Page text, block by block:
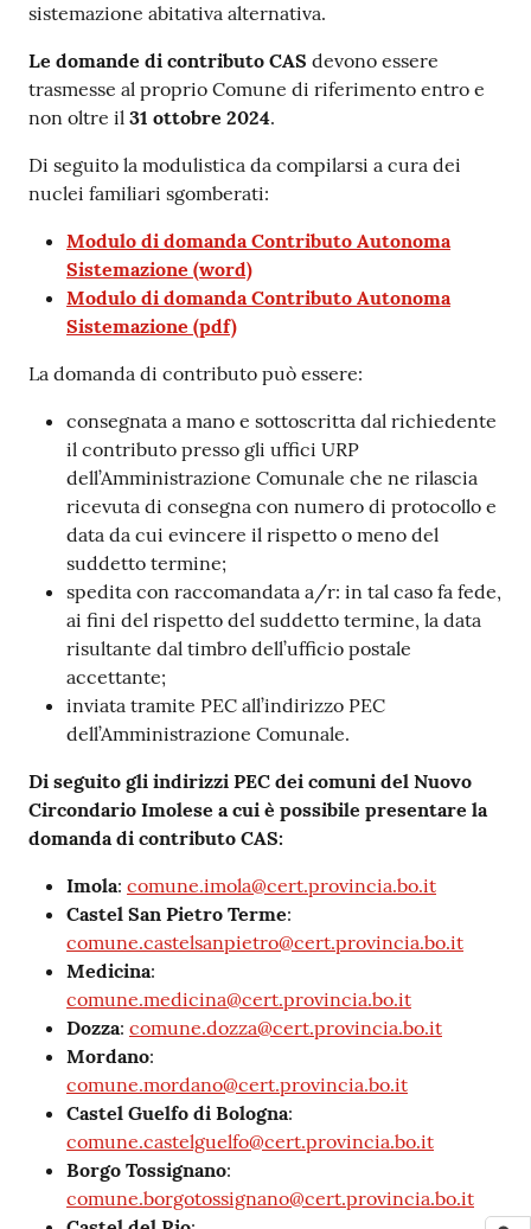
sistemazione abitativa alternativa.
Le domande di contributo CAS devono essere
trasmesse al proprio Comune di riferimento entro e
non oltre il 31 ottobre 2024.
Di seguito la modulistica da compilarsi a cura dei
nuclei familiari sgomberati:
Modulo di domanda Contributo Autonoma
Sistemazione (word)
Modulo di domanda Contributo Autonoma
Sistemazione (pdf)
La domanda di contributo può essere:
consegnata a mano e sottoscritta dal richiedente
il contributo presso gli uffici URP
dell’Amministrazione Comunale che ne rilascia
ricevuta di consegna con numero di protocollo e
data da cui evincere il rispetto o meno del
suddetto termine;
spedita con raccomandata a/r: in tal caso fa fede,
ai fini del rispetto del suddetto termine, la data
risultante dal timbro dell’ufficio postale
accettante;
inviata tramite PEC all’indirizzo PEC
dell’Amministrazione Comunale.
Di seguito gli indirizzi PEC dei comuni del Nuovo
Circondario Imolese a cui è possibile presentare la
domanda di contributo CAS:
Imola: comune.imola@cert.provincia.bo.it
Castel San Pietro Terme:
comune.castelsanpietro@cert.provincia.bo.it
Medicina:
comune.medicina@cert.provincia.bo.it
Dozza: comune.dozza@cert.provincia.bo.it
Mordano:
comune.mordano@cert.provincia.bo.it
Castel Guelfo di Bologna:
comune.castelguelfo@cert.provincia.bo.it
Borgo Tossignano:
comune.borgotossignano@cert.provincia.bo.it